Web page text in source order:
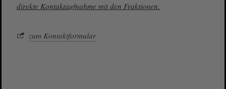
direkte Kontaktaufnahme mit den Fraktionen.
zum Kontaktformular